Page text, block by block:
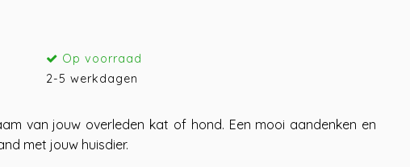
Op voorraad
2-5 werkdagen
van jouw overleden kat of hond. Een mooi aandenken en
met jouw huisdier.